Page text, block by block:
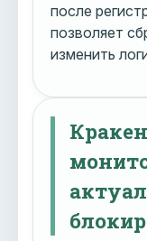
после
позволяет
изменить